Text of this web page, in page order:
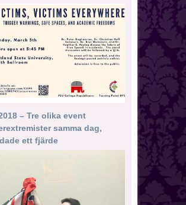
– Tre olika event
samma dag,
ett fjärde